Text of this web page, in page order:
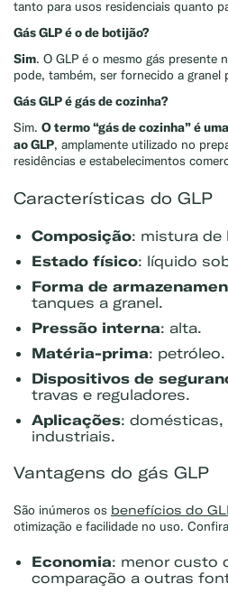
tanto para usos residenciais quanto
Gás GLP é o de botijão?
Sim. O GLP é o mesmo gás presente
pode, também, ser fornecido a granel
Gás GLP é gás de cozinha?
Sim. O termo “gás de cozinha” é
ao GLP, amplamente utilizado no
residências e estabelecimentos
Características do GLP
Composição: mistura de
Estado físico: líquido
Forma de
tanques a granel.
Pressão interna: alta.
Matéria-prima: petróleo.
Dispositivos de
travas e reguladores.
Aplicações: domésticas,
industriais.
Vantagens do gás GLP
São inúmeros os benefícios do
otimização e facilidade no uso.
Economia: menor custo
comparação a outras